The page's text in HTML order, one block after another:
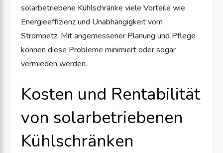
solarbetriebene Kühlschränke viele Vorteile wie
Energieeffizienz und Unabhängigkeit vom
Stromnetz. Mit angemessener Planung und Pflege
können diese Probleme minimiert oder sogar
vermieden werden.
Kosten und Rentabilität
von solarbetriebenen
Kühlschränken